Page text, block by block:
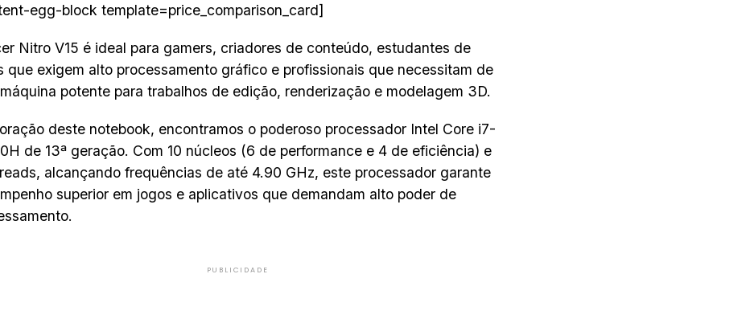
egg-block template=price_comparison_card]
Nitro V15 é ideal para gamers, criadores de conteúdo, estudantes de
que exigem alto processamento gráfico e profissionais que necessitam de
potente para trabalhos de edição, renderização e modelagem 3D.
deste notebook, encontramos o poderoso processador Intel Core i7-
de 13ª geração. Com 10 núcleos (6 de performance e 4 de eficiência) e
alcançando frequências de até 4.90 GHz, este processador garante
superior em jogos e aplicativos que demandam alto poder de
PUBLICIDADE